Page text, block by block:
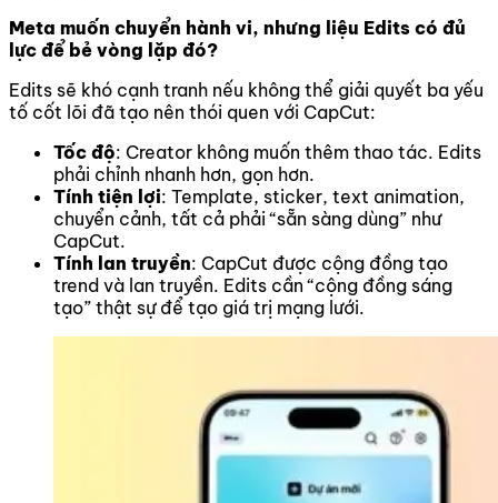
Meta muốn chuyển hành vi, nhưng liệu Edits có đủ
lực để bẻ vòng lặp đó?
Edits sẽ khó cạnh tranh nếu không thể giải quyết ba yếu
tố cốt lõi đã tạo nên thói quen với CapCut:
Tốc độ: Creator không muốn thêm thao tác. Edits
phải chỉnh nhanh hơn, gọn hơn.
Tính tiện lợi: Template, sticker, text animation,
chuyển cảnh, tất cả phải “sẵn sàng dùng” như
CapCut.
Tính lan truyền: CapCut được cộng đồng tạo
trend và lan truyền. Edits cần “cộng đồng sáng
tạo” thật sự để tạo giá trị mạng lưới.